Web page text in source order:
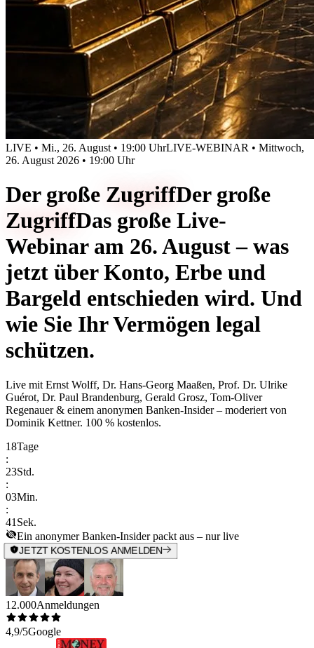
LIVE • Mi., 26. August • 19:00 UhrLIVE-WEBINAR • Mittwoch,
26. August 2026 • 19:00 Uhr
Der große ZugriffDer große
ZugriffDas große Live-
Webinar am 26. August – was
jetzt über Konto, Erbe und
Bargeld entschieden wird. Und
wie Sie Ihr Vermögen legal
schützen.
Live mit Ernst Wolff, Dr. Hans-Georg Maaßen, Prof. Dr. Ulrike
Guérot, Dr. Paul Brandenburg, Gerald Grosz, Tom-Oliver
Regenauer & einem anonymen Banken-Insider– moderiert von
Dominik Kettner. 100 % kostenlos.
18Tage
:
23Std.
:
03Min.
:
41 Sek.
Ein anonymer Banken-Insider packt aus – nur live
JETZT KOSTENLOS ANMELDEN
12.000Anmeldungen
4,9/5Google